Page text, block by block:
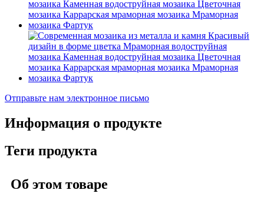
Отправьте нам электронное письмо
Информация о продукте
Теги продукта
Об этом товаре